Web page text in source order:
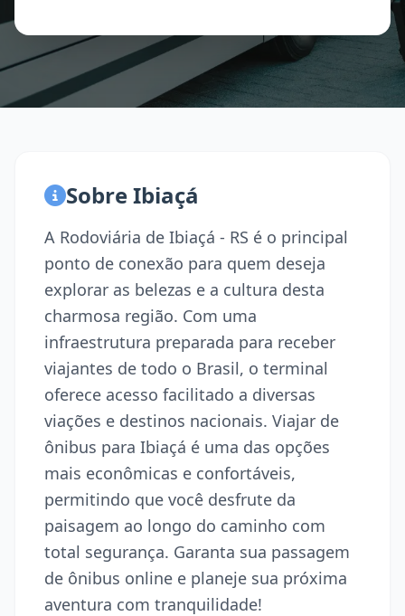
Sobre Ibiaçá
A Rodoviária de Ibiaçá - RS é o principal
ponto de conexão para quem deseja
explorar as belezas e a cultura desta
charmosa região. Com uma
infraestrutura preparada para receber
viajantes de todo o Brasil, o terminal
oferece acesso facilitado a diversas
viações e destinos nacionais. Viajar de
ônibus para Ibiaçá é uma das opções
mais econômicas e confortáveis,
permitindo que você desfrute da
paisagem ao longo do caminho com
total segurança. Garanta sua passagem
de ônibus online e planeje sua próxima
aventura com tranquilidade!